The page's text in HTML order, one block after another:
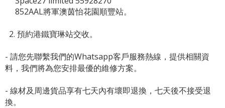
852AAL將軍澳茵怡花園順豐站。
2. 預約港鐵寶琳站交收。
- 請您先聯繫我們的Whatsapp客戶服務熱線 ，提供相關資
料，我們將為您安排最優的維修方案。
- 線材及周邊貨品享有七天內有壞即退換，七天後不接受退
換。